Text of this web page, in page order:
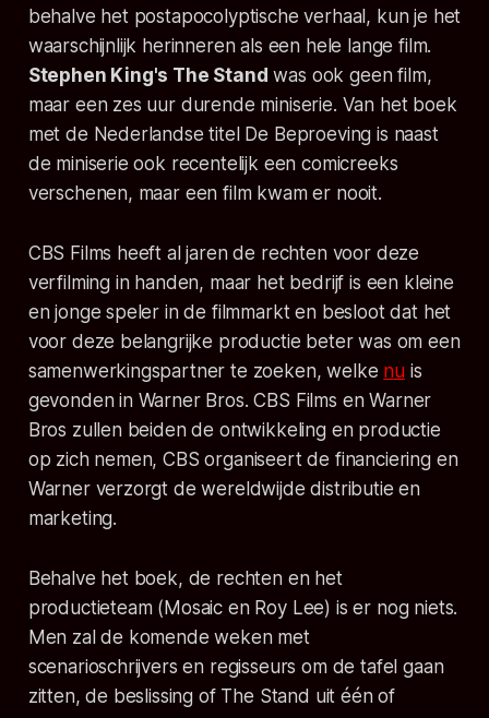
behalve het postapocolyptische verhaal, kun je het
waarschijnlijk herinneren als een hele lange film.
Stephen King's The Stand was ook geen film,
maar een zes uur durende miniserie. Van het boek
met de Nederlandse titel De Beproeving is naast
de miniserie ook recentelijk een comicreeks
verschenen, maar een film kwam er nooit.
CBS Films heeft al jaren de rechten voor deze
verfilming in handen, maar het bedrijf is een kleine
en jonge speler in de filmmarkt en besloot dat het
voor deze belangrijke productie beter was om een
samenwerkingspartner te zoeken, welke nuis
gevonden in Warner Bros. CBS Films en Warner
Bros zullen beiden de ontwikkeling en productie
op zich nemen, CBS organiseert de financiering en
Warner verzorgt de wereldwijde distributie en
marketing.
Behalve het boek, de rechten en het
productieteam (Mosaic en Roy Lee) is er nog niets.
Men zal de komende weken met
scenarioschrijvers en regisseurs om de tafel gaan
zitten, de beslissing of The Stand uit één of